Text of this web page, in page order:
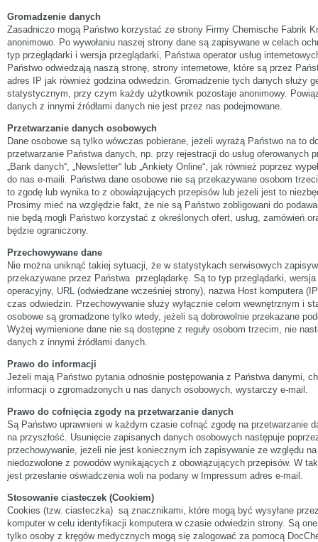
Gromadzenie danych
Zasadniczo mogą Państwo korzystać ze strony Firmy Chemische Fabrik
anonimowo. Po wywołaniu naszej strony dane są zapisywane w celach
typ przeglądarki i wersja przeglądarki, Państwa operator usług
Państwo odwiedzają naszą stronę, strony internetowe, które są przez
adres IP jak również godzina odwiedzin. Gromadzenie tych danych służy
statystycznym, przy czym każdy użytkownik pozostaje anonimowy.
danych z innymi źródłami danych nie jest przez nas podejmowane.
Przetwarzanie danych osobowych
Dane osobowe są tylko wówczas pobierane, jeżeli wyrażą Państwo na to
przetwarzanie Państwa danych, np. przy rejestracji do usług oferowanych
„Bank danych“, „Newsletter“ lub „Ankiety Online“, jak również poprzez
do nas e-maili. Państwa dane osobowe nie są przekazywane osobom
to zgodę lub wynika to z obowiązujących przepisów lub jeżeli jest to
Prosimy mieć na względzie fakt, że nie są Państwo zobligowani do
nie będą mogli Państwo korzystać z określonych ofert, usług, zamówień
będzie ograniczony.
Przechowywane dane
Nie można uniknąć takiej sytuacji, że w statystykach serwisowych
przekazywane przez Państwa przeglądarkę. Są to typ przeglądarki,
operacyjny, URL (odwiedzane wcześniej strony), nazwa Host komputera
czas odwiedzin. Przechowywanie służy wyłącznie celom wewnętrznym i
osobowe są gromadzone tylko wtedy, jeżeli są dobrowolnie przekazane
Wyżej wymienione dane nie są dostępne z reguły osobom trzecim, nie
danych z innymi źródłami danych.
Prawo do informacji
Jeżeli mają Państwo pytania odnośnie postępowania z Państwa danymi,
informacji o zgromadzonych u nas danych osobowych, wystarczy e-mail.
Prawo do cofnięcia zgody na przetwarzanie danych
Są Państwo uprawnieni w każdym czasie cofnąć zgodę na przetwarzanie
na przyszłość. Usunięcie zapisanych danych osobowych następuje
przechowywanie, jeżeli nie jest koniecznym ich zapisywanie ze względu
niedozwolone z powodów wynikających z obowiązujących przepisów. W
jest przesłanie oświadczenia woli na podany w Impressum adres e-mail.
Stosowanie ciasteczek (Cookiem)
Cookies (tzw. ciasteczka) są znacznikami, które mogą być wysyłane
komputer w celu identyfikacji komputera w czasie odwiedzin strony. Są
tylko osoby z kręgów medycznych mogą się zalogować za pomocą